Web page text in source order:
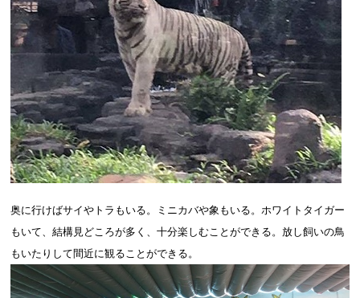
奥に行けばサイやトラもいる。ミニカバや象もいる。ホワイトタイガー
もいて、結構見どころが多く、十分楽しむことができる。放し飼いの鳥
もいたりして間近に観ることができる。